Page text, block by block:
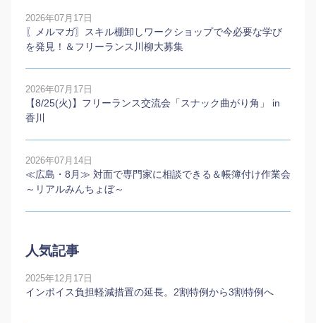
2026年07月17日
〖メルマガ〗スキル棚卸しワークショップで今必要な学び
を発見！＆フリーランス川柳大募集
2026年07月17日
【8/25(火)】フリーランス交流会「スナック曲がり角」 in
香川
2026年07月14日
≪広島・8月≫ 対面で専門家に相談できる＆帳簿付け作業会
～リアルみんちょぼ～
人気記事
2025年12月17日
インボイス負担軽減措置の延長。2割特例から3割特例へ